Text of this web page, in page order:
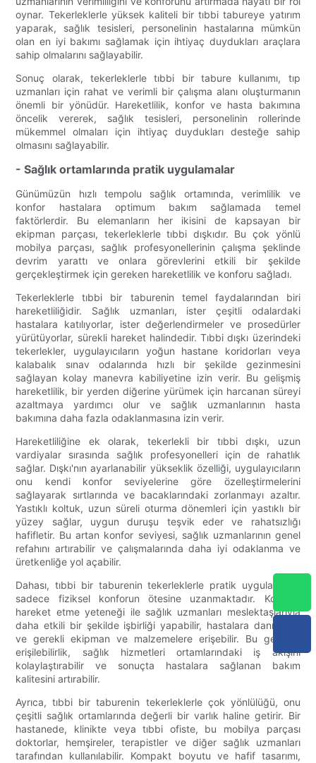
oynar. Tekerleklerle yüksek kaliteli bir tıbbi tabureye yatırım
yaparak, sağlık tesisleri, personelinin hastalarına mümkün
olan en iyi bakımı sağlamak için ihtiyaç duydukları araçlara
sahip olmalarını sağlayabilir.
Sonuç olarak, tekerleklerle tıbbi bir tabure kullanımı, tıp
uzmanları için rahat ve verimli bir çalışma alanı oluşturmanın
önemli bir yönüdür. Hareketlilik, konfor ve hasta bakımına
öncelik vererek, sağlık tesisleri, personelinin rollerinde
mükemmel olmaları için ihtiyaç duydukları desteğe sahip
olmasını sağlayabilir.
- Sağlık ortamlarında pratik uygulamalar
Günümüzün hızlı tempolu sağlık ortamında, verimlilik ve
konfor hastalara optimum bakım sağlamada temel
faktörlerdir. Bu elemanların her ikisini de kapsayan bir
ekipman parçası, tekerleklerle tıbbi dışkıdır. Bu çok yönlü
mobilya parçası, sağlık profesyonellerinin çalışma şeklinde
devrim yarattı ve onlara görevlerini etkili bir şekilde
gerçekleştirmek için gereken hareketlilik ve konforu sağladı.
Tekerleklerle tıbbi bir taburenin temel faydalarından biri
hareketliliğidir. Sağlık uzmanları, ister çeşitli odalardaki
hastalara katılıyorlar, ister değerlendirmeler ve prosedürler
yürütüyorlar, sürekli hareket halindedir. Tıbbi dışkı üzerindeki
tekerlekler, uygulayıcıların yoğun hastane koridorları veya
kalabalık sınav odalarında hızlı bir şekilde gezinmesini
sağlayan kolay manevra kabiliyetine izin verir. Bu gelişmiş
hareketlilik, bir yerden diğerine yürümek için harcanan süreyi
azaltmaya yardımcı olur ve sağlık uzmanlarının hasta
bakımına daha fazla odaklanmasına izin verir.
Hareketliliğine ek olarak, tekerlekli bir tıbbi dışkı, uzun
vardiyalar sırasında sağlık profesyonelleri için de rahatlık
sağlar. Dışkı'nın ayarlanabilir yükseklik özelliği, uygulayıcıların
onu kendi konfor seviyelerine göre özelleştirmelerini
sağlayarak sırtlarında ve bacaklarındaki zorlanmayı azaltır.
Yastıklı koltuk, uzun süreli oturma dönemleri için yastıklı bir
yüzey sağlar, uygun duruşu teşvik eder ve rahatsızlığı
hafifletir. Bu artan konfor seviyesi, sağlık uzmanlarının genel
refahını artırabilir ve çalışmalarında daha iyi odaklanma ve
üretkenliğe yol açabilir.
Dahası, tıbbi bir taburenin tekerleklerle pratik uygulamaları
sadece fiziksel konforun ötesine uzanmaktadır. Kolayca
hareket etme yeteneği ile sağlık uzmanları meslektaşlarıyla
daha etkili bir şekilde işbirliği yapabilir, hastalara danışabilir
ve gerekli ekipman ve malzemelere erişebilir. Bu gelişmiş
erişilebilirlik, sağlık hizmetleri ortamlarındaki iş akışını
kolaylaştırabilir ve sonuçta hastalara sağlanan bakım
kalitesini artırabilir.
Ayrıca, tıbbi bir taburenin tekerleklerle çok yönlülüğü, onu
çeşitli sağlık ortamlarında değerli bir varlık haline getirir. Bir
hastanede, klinikte veya tıbbi ofiste, bu mobilya parçası
doktorlar, hemşireler, terapistler ve diğer sağlık uzmanları
tarafından kullanılabilir. Kompakt boyutu ve hafif tasarımı,